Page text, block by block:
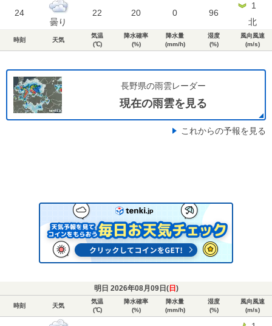
24
曇り
22 20 0 96
1
北
時刻 天気
気温
(℃)
降水確率
(%)
降水量
(mm/h)
湿度
(%)
風向風速
(m/s)
長野県の雨雲レーダー
現在の雨雲を見る
これからの予報を見る
明日 2026年08月09日(日 )
時刻 天気
気温
(℃)
降水確率
(%)
降水量
(mm/h)
湿度
(%)
風向風速
(m/s)